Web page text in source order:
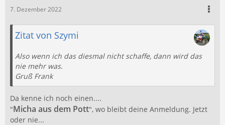
7. Dezember 2022
Zitat von Szymi
Also wenn ich das diesmal nicht schaffe, dann wird das
nie mehr was.
Gruß Frank
Da kenne ich noch einen....
"Micha aus dem Pott", wo bleibt deine Anmeldung. Jetzt
oder nie...